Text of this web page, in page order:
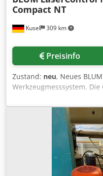
Kusel 309 km
Compact NT
Preisinfo
Zustand: neu, Neues
Werkzeugmesssystem.
ausschließlich zum
Hersteller: BLUM-
Micro Compact NT Typ:
Cedpozcgzfsfx An Ejha
Werkzeugmesssystem
Verfügbare Stückzahl: 3